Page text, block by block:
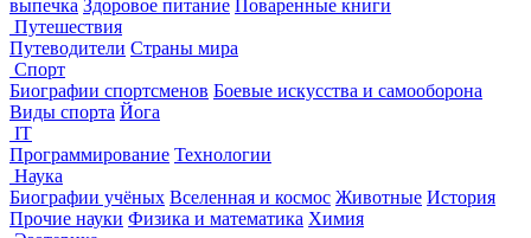
выпечка Здоровое питание Поваренные книги
Путешествия
Путеводители Страны мира
Спорт
Биографии спортсменов Боевые искусства и самооборона
Виды спорта Йога
IT
Программирование Технологии
Наука
Биографии учёных Вселенная и космос Животные История
Прочие науки Физика и математика Химия